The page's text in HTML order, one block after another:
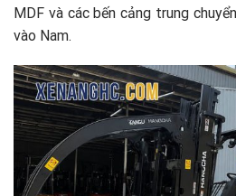
MDF và các bến cảng trung
vào Nam.